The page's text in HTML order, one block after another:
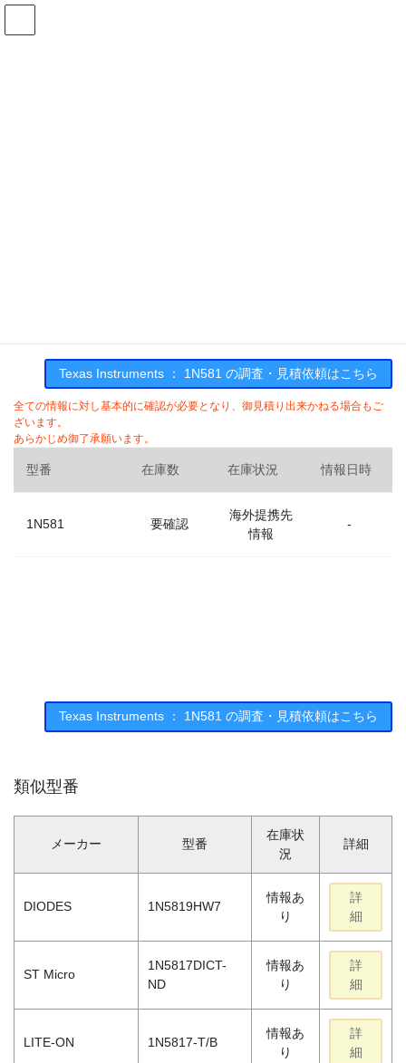
コ
ナ
Texas Instruments ： 1N581 の調査・見積依頼はこちら
全ての情報に対し基本的に確認が必要となり、御見積り出来かねる場合もご
ざいます。
あらかじめ御了承願います。
型番 在庫数 在庫状況 情報日時
1N581 要確認
海外提携先
情報
-
Texas Instruments ： 1N581 の調査・見積依頼はこちら
類似型番
メーカー 型番
在庫状
況
詳細
DIODES 1N5819HW7
情報あ
り
詳
細
ST Micro
1N5817DICT-
ND
情報あ
り
詳
細
LITE-ON 1N5817-T/B
情報あ
り
詳
細